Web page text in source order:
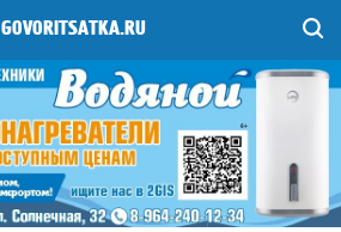
GOVORITSATKA.RU